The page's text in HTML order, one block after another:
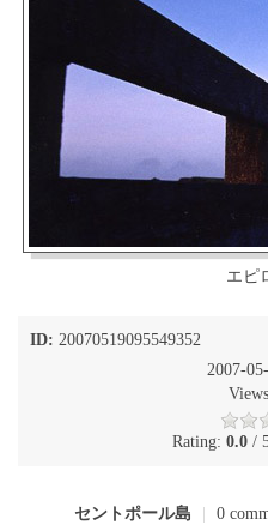
エピ
ID: 20070519095549352
2007-
Rating: 0.0/ 5
セントポール島 0